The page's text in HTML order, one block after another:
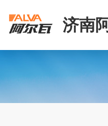
济南